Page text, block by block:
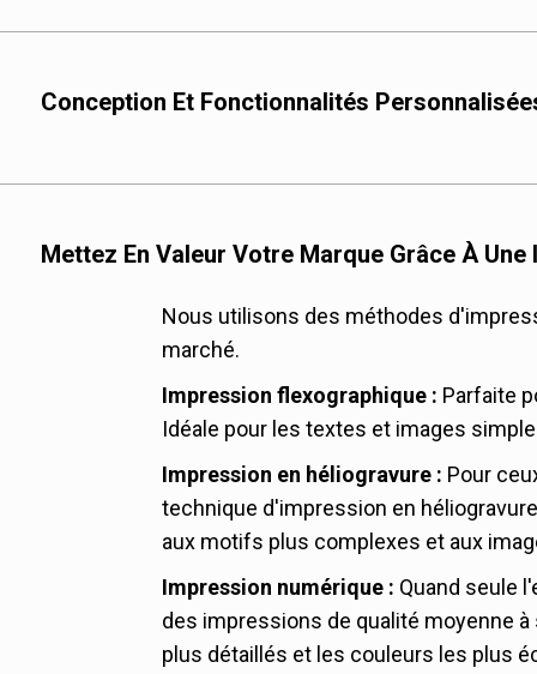
Recyclable
Feuille d'aluminium
stratifié mat
laminé kraft brun
laminé kraft blanc
laminé kraft noir
Laminage métallisé
Brillant localisé avec
Conception Et Fonctionnalités
vanne de dégazage
Encoche de déchirure
trou de suspension
Liens en étain
Fenêtre transparente
Ces caractéristiques
permettant aux
produit à l'intérieur,
Mettez En Valeur Votre Marque Grâce À
Nous utilisons des méthodes
marché.
Impression flexographique : Parfaite
Idéale pour les textes et images
Impression en héliogravure : Pour
technique d'impression en
aux motifs plus complexes et aux
Impression numérique : Quand seule
des impressions de qualité moyenne
plus détaillés et les couleurs les plus